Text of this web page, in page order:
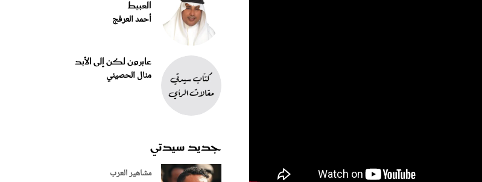
العبيط
أحمد العرفج
عابرون لكن إلى الأبد
منال الحصيني
جديد سيدتي
مشاهير العرب